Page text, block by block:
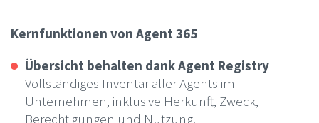
Kernfunktionen von Agent 365
Übersicht behalten dank Agent Registry
Vollständiges Inventar aller Agents im
Unternehmen, inklusive Herkunft, Zweck,
Berechtigungen und Nutzung.